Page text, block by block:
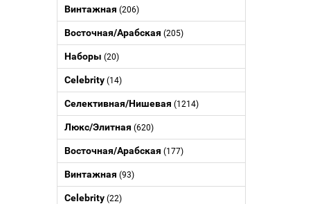
Винтажная (206)
Восточная/Арабская (205)
Наборы (20)
Celebrity (14)
Селективная/Нишевая (1214)
Люкс/Элитная (620)
Восточная/Арабская (177)
Винтажная (93)
Celebrity (22)